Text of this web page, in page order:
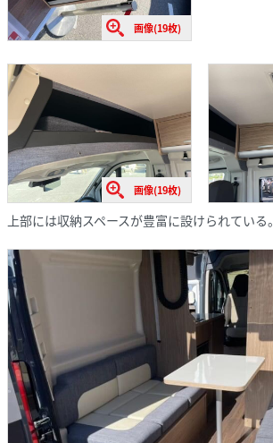
画像(19枚)
画像(19枚)
上部には収納スペースが豊富に設けられている。